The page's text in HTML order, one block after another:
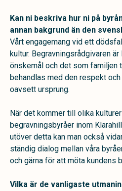
Kan ni beskriva hur ni på
annan bakgrund än den
Vårt engagemang vid ett
kultur. Begravningsrådgivaren
önskemål och det som familjen
behandlas med den respekt
oavsett ursprung.
När det kommer till olika
begravningsbyråer inom
utöver detta kan man också
ständig dialog mellan våra
och gärna för att möta kundens
Vilka är de vanligaste